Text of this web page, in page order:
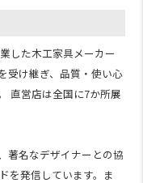
した木工家具メーカー
受け継ぎ、品質・使い心
直営店は全国に7か所展
著名なデザイナーとの協
を発信しています。ま